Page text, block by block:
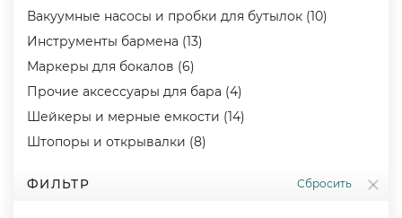
Вакуумные насосы и пробки для бутылок (10)
Инструменты бармена (13)
Маркеры для бокалов (6)
Прочие аксессуары для бара (4)
Шейкеры и мерные емкости (14)
Штопоры и открывалки (8)
ФИЛЬТР Сбросить